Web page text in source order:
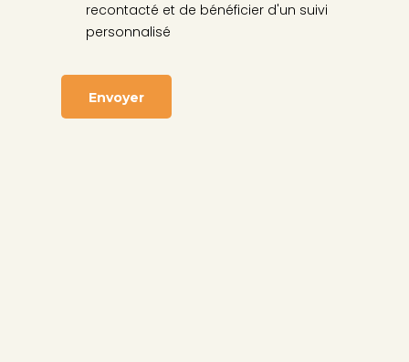
recontacté et de bénéficier d'un suivi
personnalisé